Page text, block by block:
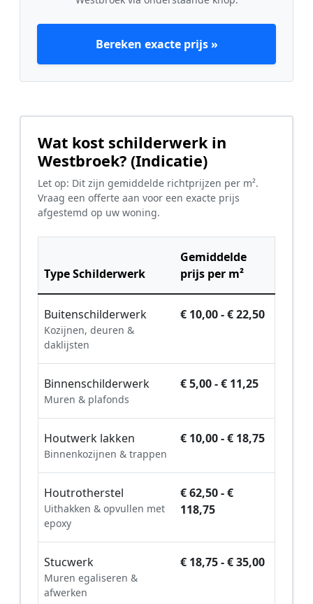
Bereken exacte prijs »
Wat kost schilderwerk in
Westbroek? (Indicatie)
Let op: Dit zijn gemiddelde richtprijzen per m².
Vraag een offerte aan voor een exacte prijs
afgestemd op uw woning.
Type Schilderwerk
Gemiddelde
prijs per m²
Buitenschilderwerk
Kozijnen, deuren &
daklijsten
€ 10,00 - € 22,50
Binnenschilderwerk
Muren & plafonds
€ 5,00 - € 11,25
Houtwerk lakken
Binnenkozijnen & trappen
€ 10,00 - € 18,75
Houtrotherstel
Uithakken & opvullen met
epoxy
€ 62,50 - €
118,75
Stucwerk
Muren egaliseren &
afwerken
€ 18,75 - € 35,00